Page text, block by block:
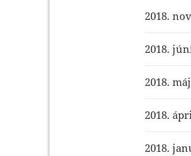
2018.
2018.
2018.
2018.
2018.